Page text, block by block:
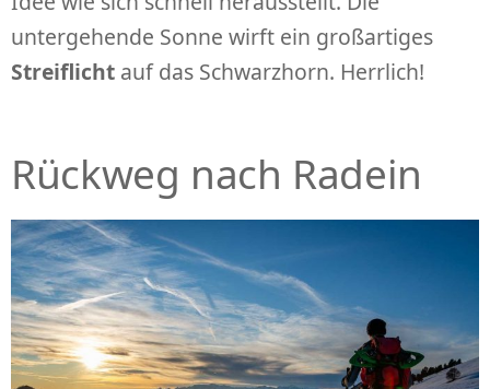
untergehende Sonne wirft ein großartiges
Streiflicht auf das Schwarzhorn. Herrlich!
Rückweg nach Radein